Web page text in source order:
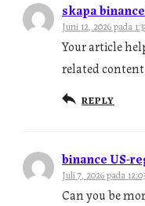
skapa
Juni 12, 2026 pada
Your article
related
REPLY
binance US-
Juli 7, 2026 pada
Can you be